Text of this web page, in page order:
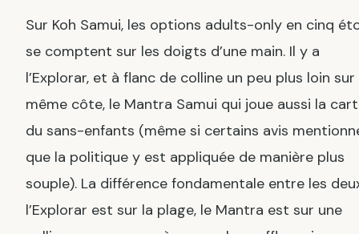
Sur Koh Samui, les options adults-only en cinq
se comptent sur les doigts d’une main. Il y a
l’Explorar, et à flanc de colline un peu plus loin sur
même côte, le Mantra Samui qui joue aussi la
du sans-enfants (même si certains avis
que la politique y est appliquée de manière plus
souple). La différence fondamentale entre les
l’Explorar est sur la plage, le Mantra est sur une